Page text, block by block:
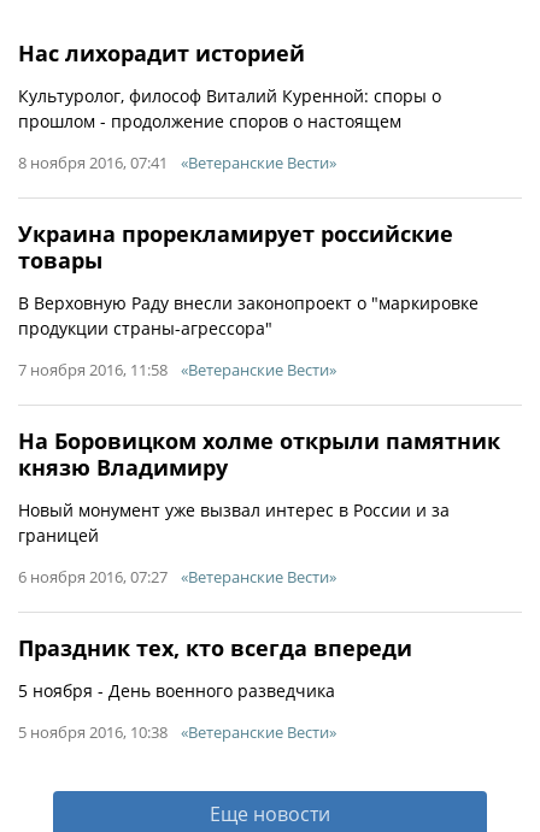
Нас лихорадит историей
Культуролог, философ Виталий Куренной: споры о
прошлом - продолжение споров о настоящем
8 ноября 2016, 07:41 «Ветеранские Вести»
Украина прорекламирует российские
товары
В Верховную Раду внесли законопроект о "маркировке
продукции страны-агрессора"
7 ноября 2016, 11:58 «Ветеранские Вести»
На Боровицком холме открыли памятник
князю Владимиру
Новый монумент уже вызвал интерес в России и за
границей
6 ноября 2016, 07:27 «Ветеранские Вести»
Праздник тех, кто всегда впереди
5 ноября - День военного разведчика
5 ноября 2016, 10:38 «Ветеранские Вести»
Еще новости